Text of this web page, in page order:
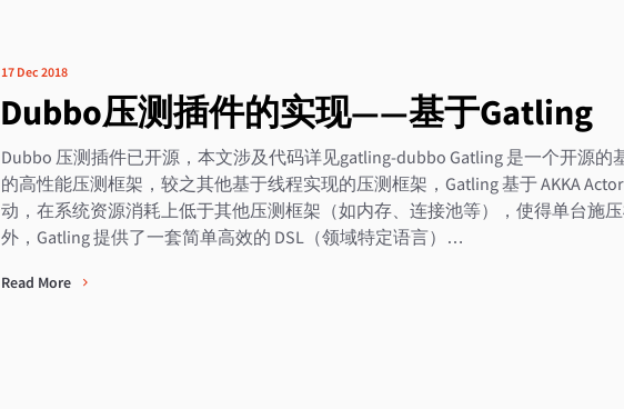
17 Dec 2018
Dubbo压测插件的实现——基于Gatling
Dubbo 压测插件已开源，本文涉及代码详见gatling-dubbo Gatling 是一个开源的
的高性能压测框架，较之其他基于线程实现的压测框架，Gatling 基于 AKKA
动，在系统资源消耗上低于其他压测框架（如内存、连接池等），使得单台施
外，Gatling 提供了一套简单高效的 DSL（领域特定语言）…
Read More